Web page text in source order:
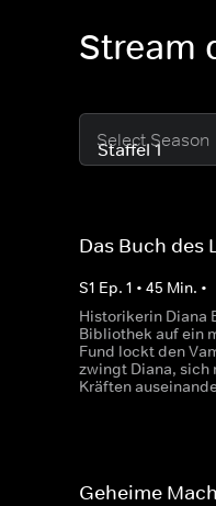
Stream
Select Season
Das Buch des
S1 Ep. 1 • 45 Min. •
Historikerin Diana
Bibliothek auf ein
Fund lockt den
zwingt Diana, sich
Kräften
Geheime